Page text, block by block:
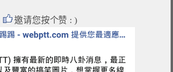
邀请您按个赞 : )